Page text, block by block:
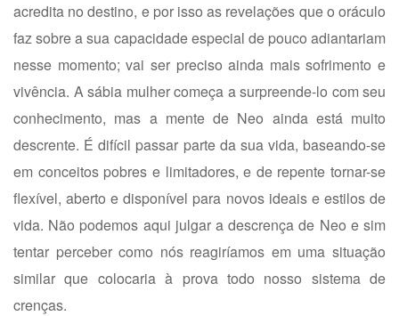
acredita no destino, e por isso as revelações que o oráculo
faz sobre a sua capacidade especial de pouco adiantariam
nesse momento; vai ser preciso ainda mais sofrimento e
vivência. A sábia mulher começa a surpreende-lo com seu
conhecimento, mas a mente de Neo ainda está muito
descrente. É difícil passar parte da sua vida, baseando-se
em conceitos pobres e limitadores, e de repente tornar-se
flexível, aberto e disponível para novos ideais e estilos de
vida. Não podemos aqui julgar a descrença de Neo e sim
tentar perceber como nós reagiríamos em uma situação
similar que colocaria à prova todo nosso sistema de
crenças.